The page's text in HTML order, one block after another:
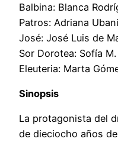
Balbina: Blanca
Patros: Adriana Ubani
José: José Luis de
Sor Dorotea: Sofía
Eleuteria: Marta
Sinopsis
La protagonista del
de dieciocho años